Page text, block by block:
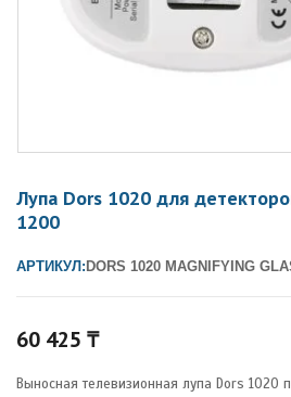
Лупа Dors 1020 для
1200
АРТИКУЛ: DORS 1020 MAGNIFYING
60 425 ₸
Выносная телевизионная лупа Dors 1020